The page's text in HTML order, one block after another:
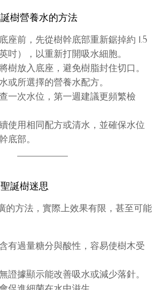
樹營養水的方法
座前，先從樹幹底部重新鋸掉約 1.5
吋），以重新打開吸水細胞。
樹放入底座，避免樹脂封住切口。
或所選擇的營養水配方。
一次水位，第一週建議更頻繁檢
使用相同配方或清水，並確保水位
底部。
誕樹迷思
的方法，實際上效果有限，甚至可能
有過量糖分與酸性，容易使樹木受
證據顯示能改善吸水或減少落針。